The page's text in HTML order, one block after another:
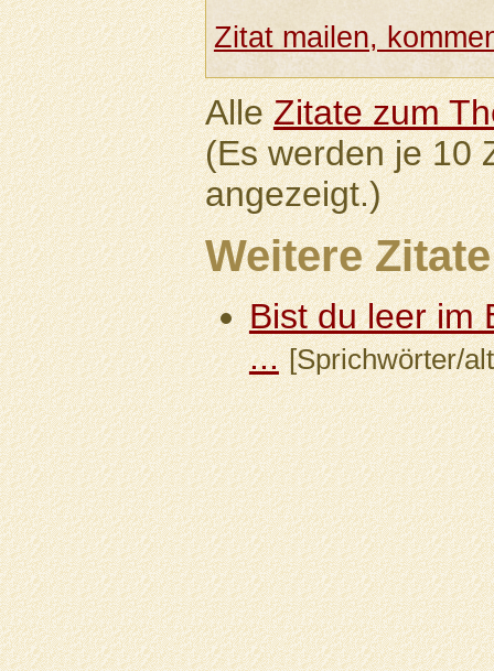
Zitat mailen,
AlleZitate zum
(Es werden je 10
angezeigt.)
Weitere Zitate
Bist du leer im
... [Sprichwörter/